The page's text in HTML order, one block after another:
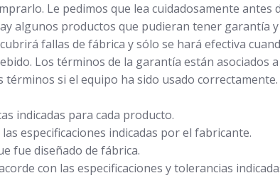
Le pedimos que lea cuidadosamente
algunos productos que pudieran tener garantía
fallas de fábrica y sólo se hará efectiva
Los términos de la garantía están
si el equipo ha sido usado correctamente.
indicadas para cada producto.
especificaciones indicadas por el fabricante.
fue diseñado de fábrica.
con las especificaciones y tolerancias